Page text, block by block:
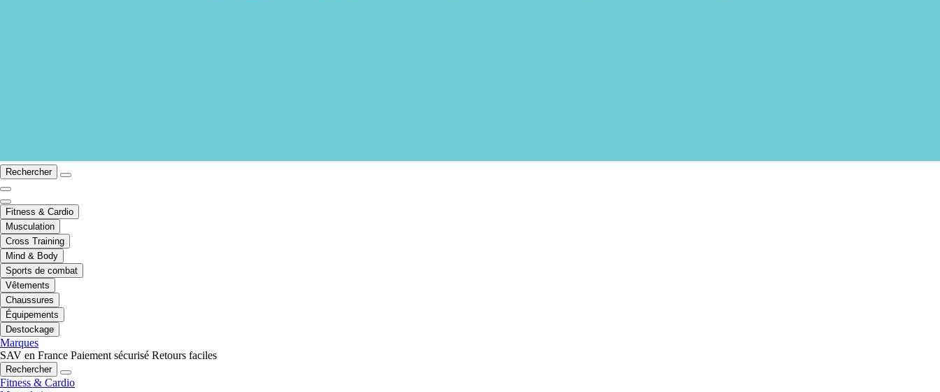
Rechercher
Fitness & Cardio
Musculation
Cross Training
Mind & Body
Sports de combat
Vêtements
Chaussures
Équipements
Destockage
Marques
SAV en France Paiement sécurisé Retours faciles
Rechercher
Fitness & Cardio